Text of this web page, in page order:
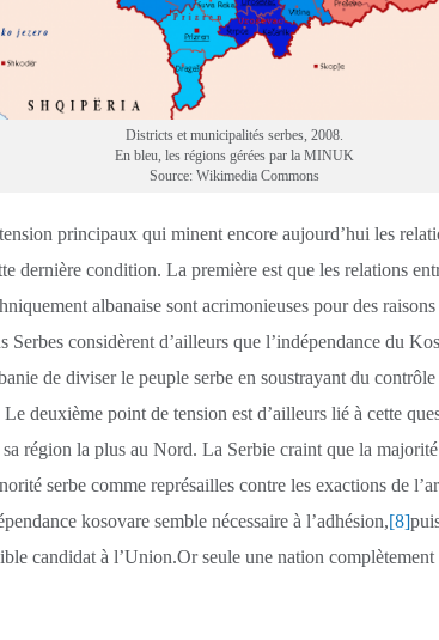
Districts et municipalités serbes, 2008.
En bleu, les régions gérées par la MINUK
Source: Wikimedia Commons
principaux qui minent encore aujourd’hui les
dernière condition. La première est que les relations
albanaise sont acrimonieuses pour des
Serbes considèrent d’ailleurs que l’indépendance du
de diviser le peuple serbe en soustrayant du
Le deuxième point de tension est d’ailleurs lié à cette
région la plus au Nord. La Serbie craint que la
serbe comme représailles contre les exactions de
kosovare semble nécessaire à l’adhésion,[8]
candidat à l’Union.Or seule une nation